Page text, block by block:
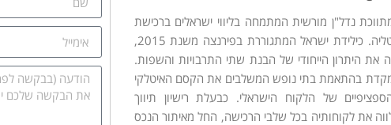
נדל"ן מורשית המתמחה בליווי ישראלים ברכישת
בתי נופש באיטליה. כילידת ישראל המתגוררת בפירנצה משנת 2015,
את היתרון הייחודי של הבנת שתי התרבויות והשפות.
בהתאמת בתי נופש המשלבים את הקסם האיטלקי
של הלקוח הישראלי. כבעלת רישיון תיווך
את לקוחותיה בכל שלבי הרכישה, החל מאיתור הנכס